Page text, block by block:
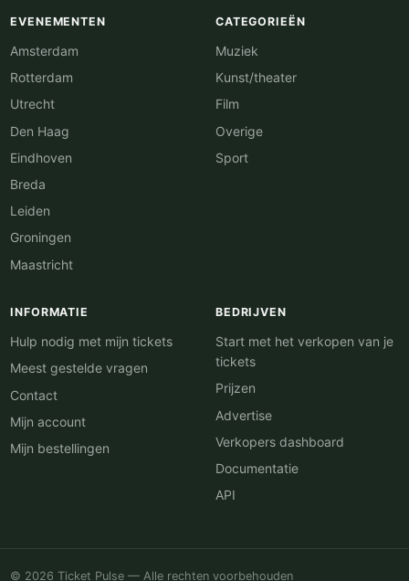
EVENEMENTEN
Amsterdam
Rotterdam
Utrecht
Den Haag
Eindhoven
Breda
Leiden
Groningen
Maastricht
CATEGORIEËN
Muziek
Kunst/theater
Film
Overige
Sport
INFORMATIE
Hulp nodig met mijn tickets
Meest gestelde vragen
Contact
Mijn account
Mijn bestellingen
BEDRIJVEN
Start met het verkopen van je
tickets
Prijzen
Advertise
Verkopers dashboard
Documentatie
API
© 2026 Ticket Pulse — Alle rechten voorbehouden